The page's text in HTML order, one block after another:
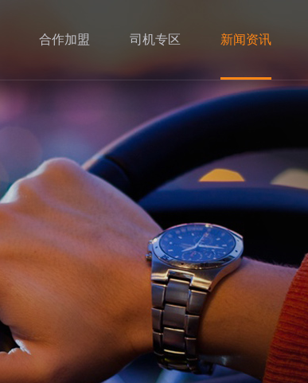
合作加盟 司机专区 新闻资讯